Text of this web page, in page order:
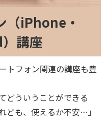
（iPhone・
講座
トフォン関連の講座も豊
どういうことができる
ども、使えるか不安…」